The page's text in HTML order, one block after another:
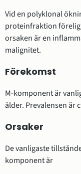
Vid en polyklonal
proteinfraktion
orsaken är en
malignitet.
Förekomst
M-komponent är
ålder. Prevalensen är
Orsaker
De vanligaste
komponent är